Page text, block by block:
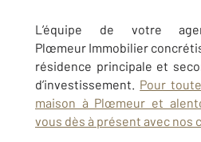
L’équipe de votre
Plœmeur Immobilier
résidence principale et
d’investissement. Pour
maison à Plœmeur et
vous dès à présent avec nos